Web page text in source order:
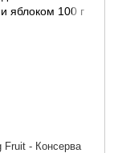
Fruit - Консерва